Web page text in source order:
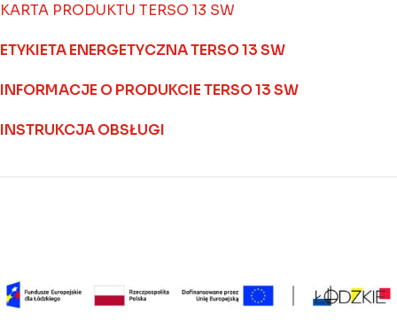
KARTA PRODUKTU TERSO 13 SW
ETYKIETA ENERGETYCZNA TERSO 13 SW
INFORMACJE O PRODUKCIE TERSO 13 SW
INSTRUKCJA OBSŁUGI